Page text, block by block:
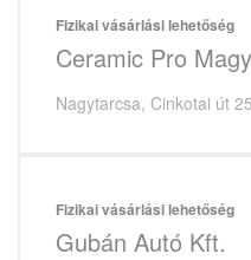
Fizikai vásárlási lehetőség
Ceramic Pro
Nagytarcsa, Cinkotai út
Fizikai vásárlási lehetőség
Gubán Autó Kft.